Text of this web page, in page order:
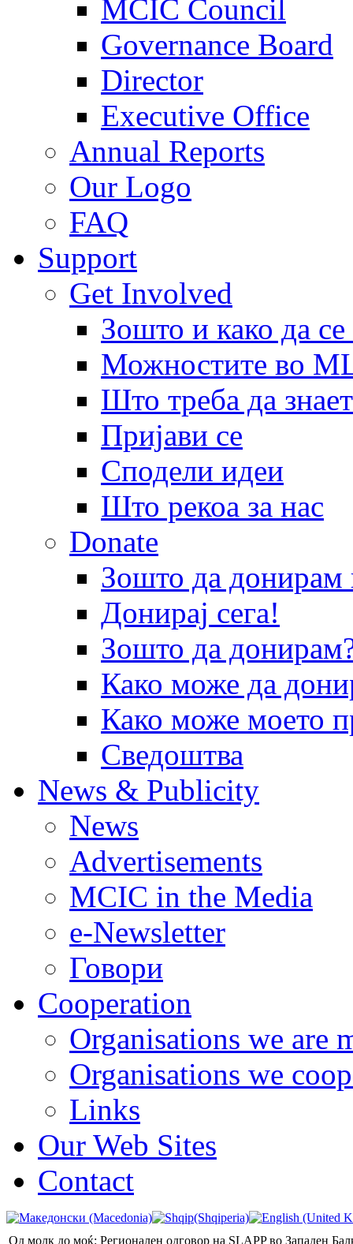
MCIC Council
Governance Board
Director
Executive Office
Annual Reports
Our Logo
FAQ
Support
Get Involved
Зошто и како да
Можностите во
Што треба да
Пријави се
Сподели идеи
Што рекоа за нас
Donate
Зошто да
Донирај сега!
Зошто да
Како може да
Како може моето
Сведоштва
News & Publicity
News
Advertisements
MCIC in the Media
e-Newsletter
Говори
Cooperation
Organisations we are
Organisations we
Links
Our Web Sites
Contact
Од молк до моќ: Регионален одговор на SLAPP во Западен